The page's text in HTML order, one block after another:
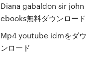
Diana gabaldon sir john
ebooks無料ダウンロード
Mp4 youtube idmをダウ
ンロード